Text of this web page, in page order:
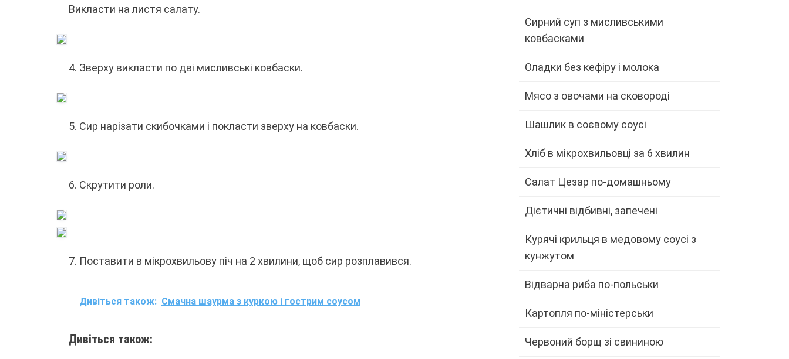
Викласти на листя салату.
4. Зверху викласти по дві мисливські ковбаски.
5. Сир нарізати скибочками і покласти зверху на ковбаски.
6. Скрутити роли.
7. Поставити в мікрохвильову піч на 2 хвилини, щоб сир розплавився.
Дивіться також: Смачна шаурма з куркою і гострим соусом
Дивіться також:
Сирний суп з мисливськими
ковбасками
Оладки без кефіру і молока
Мясо з овочами на сковороді
Шашлик в соєвому соусі
Хліб в мікрохвильовці за 6 хвилин
Салат Цезар по-домашньому
Дієтичні відбивні, запечені
Курячі крильця в медовому соусі з
кунжутом
Відварна риба по-польськи
Картопля по-міністерськи
Червоний борщ зі свининою